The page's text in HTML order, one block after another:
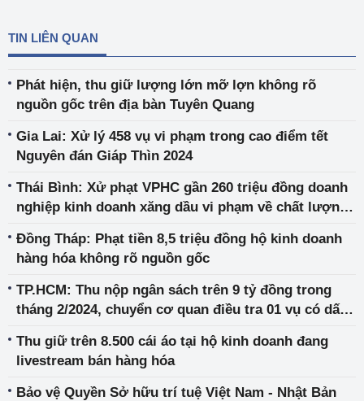
TIN LIÊN QUAN
Phát hiện, thu giữ lượng lớn mỡ lợn không rõ
nguồn gốc trên địa bàn Tuyên Quang
Gia Lai: Xử lý 458 vụ vi phạm trong cao điểm tết
Nguyên đán Giáp Thìn 2024
Thái Bình: Xử phạt VPHC gần 260 triệu đồng doanh
nghiệp kinh doanh xăng dầu vi phạm về chất lượng
Đồng Tháp: Phạt tiền 8,5 triệu đồng hộ kinh doanh
hàng hóa không rõ nguồn gốc
TP.HCM: Thu nộp ngân sách trên 9 tỷ đồng trong
tháng 2/2024, chuyển cơ quan điều tra 01 vụ có dấu
Thu giữ trên 8.500 cái áo tại hộ kinh doanh đang
livestream bán hàng hóa
Bảo vệ Quyền Sở hữu trí tuệ Việt Nam - Nhật Bản